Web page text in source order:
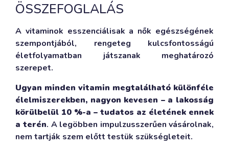
ÖSSZEFOGLALÁS
A vitaminok esszenciálisak a nők egészségének
szempontjából, rengeteg kulcsfontosságú
életfolyamatban játszanak meghatározó
szerepet.
Ugyan minden vitamin megtalálható különféle
élelmiszerekben, nagyon kevesen – a lakosság
körülbelül 10 %-a – tudatos az életének ennek
a terén. A legöbben impulzusszerűen vásárolnak,
nem tartják szem előtt testük szükségleteit.